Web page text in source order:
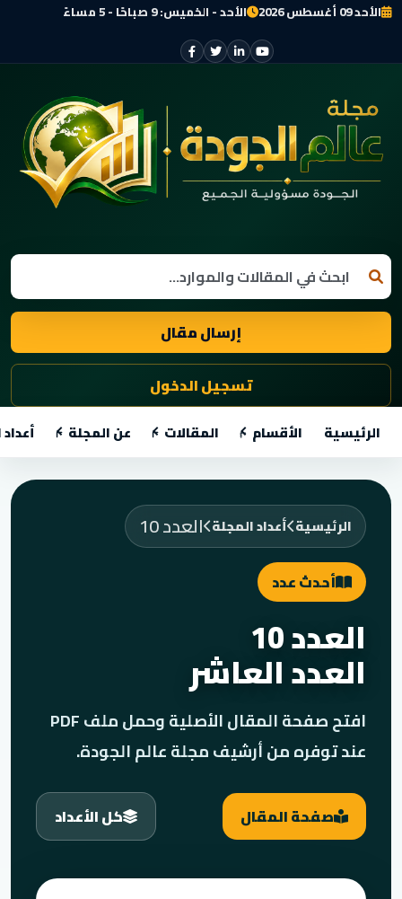
الأحد 09 أغسطس 2026 الأحد - الخميس: 9 صباحًا - 5 مساءً
إرسال مقال
تسجيل الدخول
الرئيسية الأقسام المقالات عن المجلة
الرئيسية أعداد المجلة العدد 10
أحدث عدد
العدد 10
العدد العاشر
افتح صفحة المقال الأصلية وحمل ملف PDF
عند توفره من أرشيف مجلة عالم الجودة.
صفحة المقال كل الأعداد